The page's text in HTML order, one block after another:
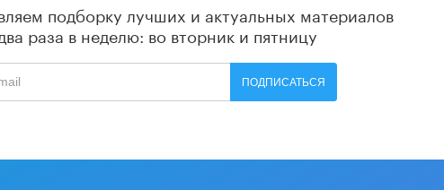
подборку лучших и актуальных материалов
раза в неделю: во вторник и пятницу
ПОДПИСАТЬСЯ